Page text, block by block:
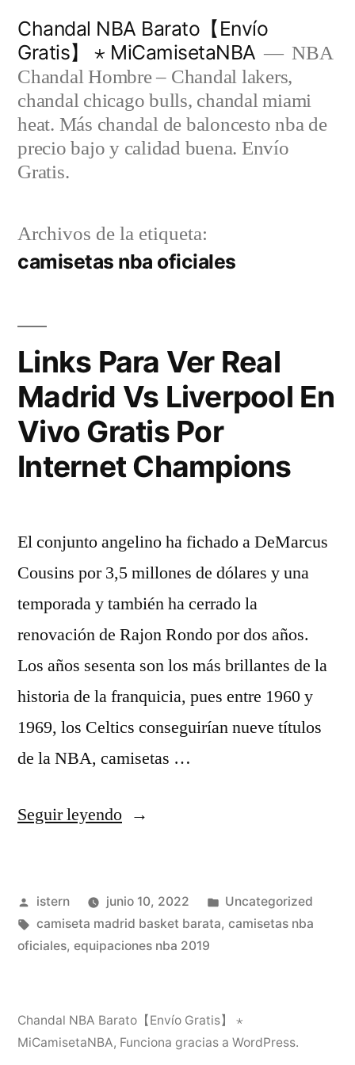
contenido
Chandal NBA Barato【Envío
Gratis】 ⋆ MiCamisetaNBA
NBA
Chandal Hombre – Chandal lakers,
chandal chicago bulls, chandal miami
heat. Más chandal de baloncesto nba de
precio bajo y calidad buena. Envío
Gratis.
Archivos de la etiqueta:
camisetas nba oficiales
Links Para Ver Real
Madrid Vs Liverpool En
Vivo Gratis Por
Internet Champions
El conjunto angelino ha fichado a DeMarcus
Cousins por 3,5 millones de dólares y una
temporada y también ha cerrado la
renovación de Rajon Rondo por dos años.
Los años sesenta son los más brillantes de la
historia de la franquicia, pues entre 1960 y
1969, los Celtics conseguirían nueve títulos
de la NBA, camisetas …
Seguir leyendo«Links
Real
Madrid
En
Publicado
por
istern junio 10, 2022
Publicado
en
Uncategorized
Etiquetas:
camiseta madrid basket barata, camisetas nba
oficiales, equipaciones nba 2019
Chandal NBA Barato【Envío Gratis】 ⋆
MiCamisetaNBA, Funciona gracias a WordPress.